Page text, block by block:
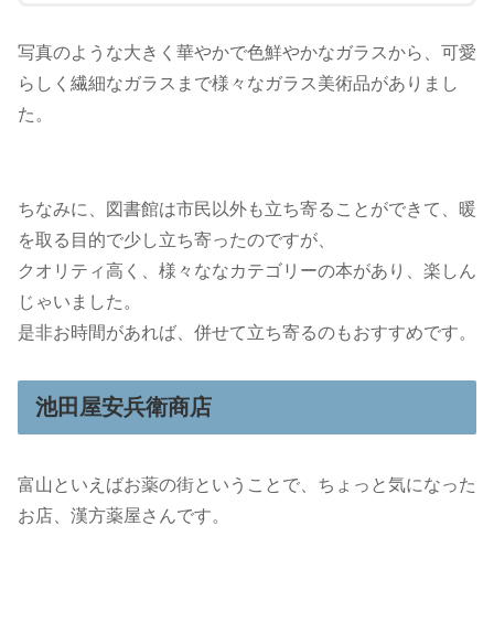
写真のような大きく華やかで色鮮やかなガラスから、可愛
らしく繊細なガラスまで様々なガラス美術品がありまし
た。
ちなみに、図書館は市民以外も立ち寄ることができて、暖
を取る目的で少し立ち寄ったのですが、
クオリティ高く、様々ななカテゴリーの本があり、楽しん
じゃいました。
是非お時間があれば、併せて立ち寄るのもおすすめです。
池田屋安兵衛商店
富山といえばお薬の街ということで、ちょっと気になった
お店、漢方薬屋さんです。